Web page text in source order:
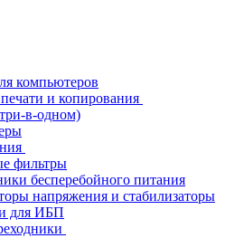
компьютеров
и копирования
в-одном)
фильтры
бесперебойного питания
напряжения и стабилизаторы
для ИБП